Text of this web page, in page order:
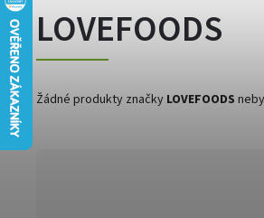
LOVEFOODS
Žádné produkty značky LOVEFOODS